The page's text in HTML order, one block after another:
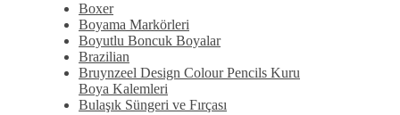
Boxer
Boyama Markörleri
Boyutlu Boncuk Boyalar
Brazilian
Bruynzeel Design Colour Pencils Kuru
Boya Kalemleri
Bulaşık Süngeri ve Fırçası